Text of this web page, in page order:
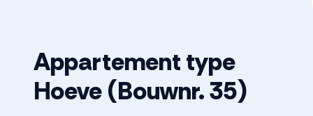
Appartement type
Hoeve(Bouwnr. 35)